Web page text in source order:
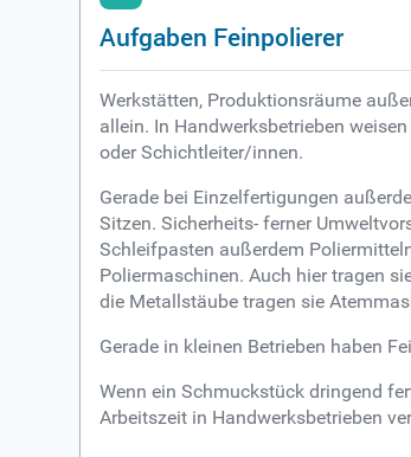
Aufgaben Feinpolierer
Werkstätten, Produktionsräume
allein. In Handwerksbetrieben
oder Schichtleiter/innen.
Gerade bei Einzelfertigungen
Sitzen. Sicherheits- ferner
Schleifpasten außerdem
Poliermaschinen. Auch hier tragen
die Metallstäube tragen sie
Gerade in kleinen Betrieben haben
Wenn ein Schmuckstück dringend
Arbeitszeit in Handwerksbetrieben